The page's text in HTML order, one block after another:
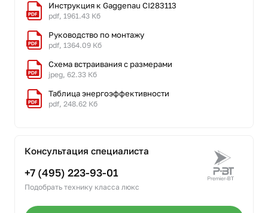
Инструкция к Gaggenau CI283113
pdf, 1961.43 Кб
Руководство по монтажу
pdf, 1364.09 Кб
Схема встраивания с размерами
jpeg, 62.33 Кб
Таблица энергоэффективности
pdf, 248.62 Кб
Консультация специалиста
+7 (495) 223-93-01
Подобрать технику класса люкс